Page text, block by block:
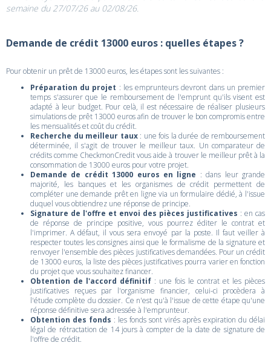
semaine du 27/07/26 au 02/08/26.
Demande de crédit 13000 euros : quelles étapes ?
Pour obtenir un prêt de 13000 euros, les étapes sont les suivantes :
Préparation du projet : les emprunteurs devront dans un premier
temps s'assurer que le remboursement de l'emprunt qu'ils visent est
adapté à leur budget. Pour celà, il est nécessaire de réaliser plusieurs
simulations de prêt 13000 euros afin de trouver le bon compromis entre
les mensualités et coût du crédit.
Recherche du meilleur taux: une fois la durée de remboursement
déterminée, il s'agit de trouver le meilleur taux. Un comparateur de
crédits comme CheckmonCredit vous aide à trouver le meilleur prêt à la
consommation de 13000 euros pour votre projet.
Demande de crédit 13000 euros en ligne : dans leur grande
majorité, les banques et les organismes de crédit permettent de
compléter une demande prêt en ligne via un formulaire dédié, à l'issue
duquel vous obtiendrez une réponse de principe.
Signature de l'offre et envoi des pièces justificatives : en cas
de réponse de principe positive, vous pourrez éditer le contrat et
l'imprimer. A défaut, il vous sera envoyé par la poste. Il faut veiller à
respecter toutes les consignes ainsi que le formalisme de la signature et
renvoyer l'ensemble des pièces justificatives demandées. Pour un crédit
de 13000 euros, la liste des pièces justificatives pourra varier en fonction
du projet que vous souhaitez financer.
Obtention de l'accord définitif : une fois le contrat et les pièces
justificatives reçues par l'organisme financier, celui-ci procèdera à
l'étude complète du dossier. Ce n'est qu'à l'issue de cette étape qu'une
réponse définitive sera adressée à l'emprunteur.
Obtention des fonds : les fonds sont virés après expiration du délai
légal de rétractation de 14 jours à compter de la date de signature de
l'offre de crédit.